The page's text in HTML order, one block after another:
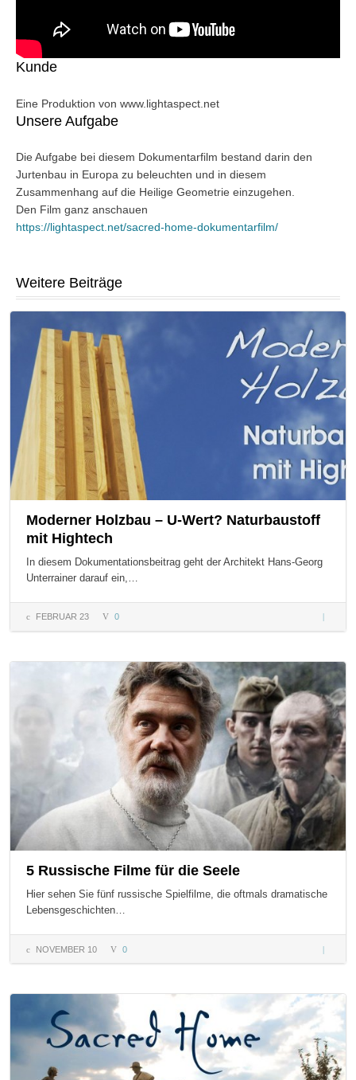
Kunde
Eine Produktion von www.lightaspect.net
Unsere Aufgabe
Die Aufgabe bei diesem Dokumentarfilm bestand darin den
Jurtenbau in Europa zu beleuchten und in diesem
Zusammenhang auf die Heilige Geometrie einzugehen.
Den Film ganz anschauen
https://lightaspect.net/sacred-home-dokumentarfilm/
Weitere Beiträge
Moderner Holzbau – U-Wert? Naturbaustoff
mit Hightech
In diesem Dokumentationsbeitrag geht der Architekt Hans-Georg
Unterrainer darauf ein,…
FEBRUAR 23 0
mit
5 Russische Filme für die Seele
Hier sehen Sie fünf russische Spielfilme, die oftmals dramatische
Lebensgeschichten…
NOVEMBER 10 0